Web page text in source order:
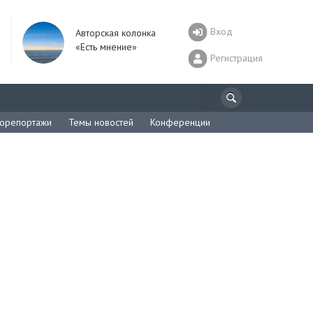
Авторская колонка
«Есть мнение»
Вход
Регистрация
Темы новостей Конференции